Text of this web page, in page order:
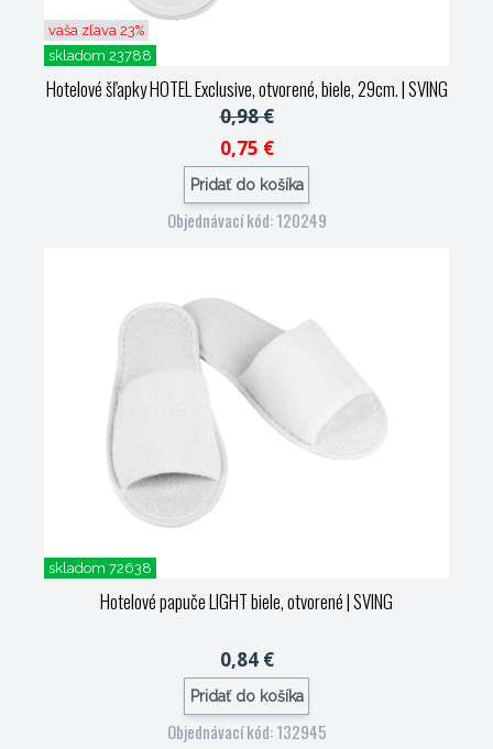
vaša zľava 23%
skladom 23788
Hotelové šľapky HOTEL Exclusive, otvorené, biele, 29cm.| SVING
0,98 €
0,75 €
Pridať do košíka
Objednávací kód: 120249
skladom 72638
Hotelové papuče LIGHT biele, otvorené| SVING
0,84 €
Pridať do košíka
Objednávací kód: 132945